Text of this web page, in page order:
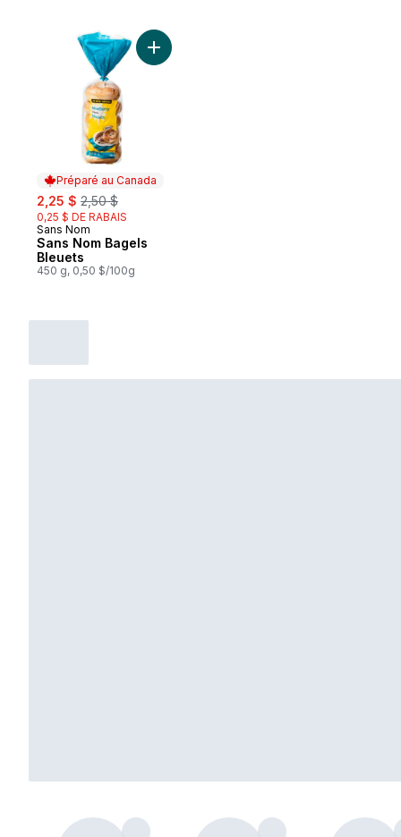
Préparé au Canada
sale:
2,25 $ , formerly:
2,50 $
0,25 $ DE RABAIS
Préparé au Canada
Sans Nom
Sans Nom Bagels
Bleuets
450 g, 0,50 $/100g
Ajouter Sans Nom Bagels Bleuets au